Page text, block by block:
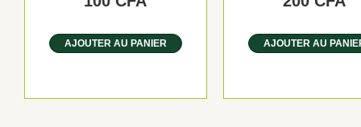
AJOUTER AU PANIER AJOUTER AU